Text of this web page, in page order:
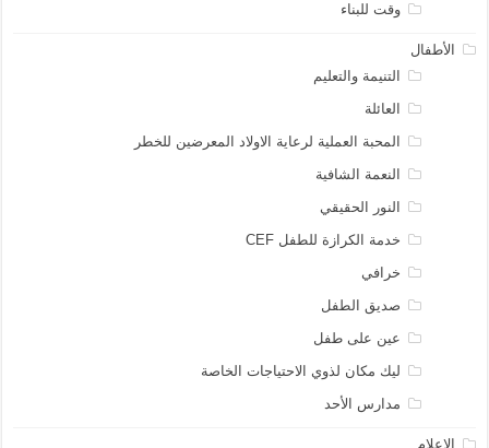
وقت للبناء
الأطفال
التنيمة والتعليم
العائلة
المحبة العملية لرعاية الاولاد المعرضين للخطر
النعمة الشافية
النور الحقيقي
خدمة الكرازة للطفل CEF
خرافي
صديق الطفل
عين على طفل
ليك مكان لذوي الاحتياجات الخاصة
مدارس الأحد
الاعلام